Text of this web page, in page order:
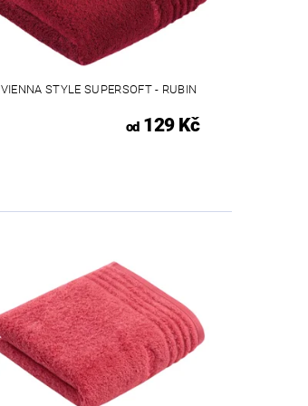
VIENNA STYLE SUPERSOFT - RUBIN
od129 Kč